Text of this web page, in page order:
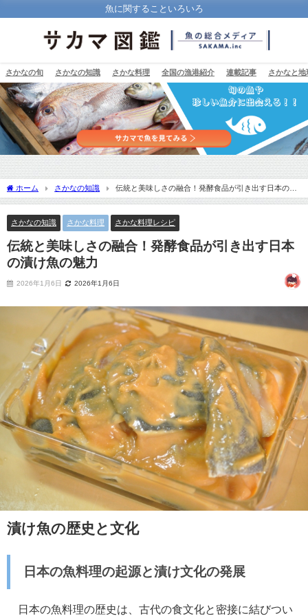
魚に関することいろいろ
さかなの旬 さかなの知識 さかな料理 全国の漁港紹介 連載記事 さかなと地
ホーム さかなの知識
伝統と美味しさの融合！発酵食品が引き出す日本の漬
け魚の魅力
さかなの知識 さかな料理 さかな料理レシピ
伝統と美味しさの融合！発酵食品が引き出す日本
の漬け魚の魅力
2026年1月6日 2026年1月6日
漬け魚の歴史と文化
日本の魚料理の起源と漬け文化の発展
日本の魚料理の歴史は、古代の食文化と密接に結びつい